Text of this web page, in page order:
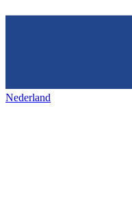
Nederland